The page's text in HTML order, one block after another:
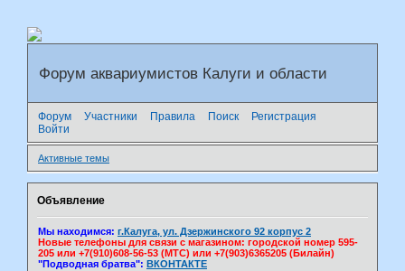
Форум аквариумистов Калуги и области
Форум Участники Правила Поиск
Регистрация
Войти
Активные темы
Объявление
Мы находимся: г.Калуга, ул. Дзержинского 92 корпус 2
Новые телефоны для связи с магазином: городской номер 595-
205 или +7(910)608-56-53 (МТС) или +7(903)6365205 (Билайн)
"Подводная братва": ВКОНТАКТЕ